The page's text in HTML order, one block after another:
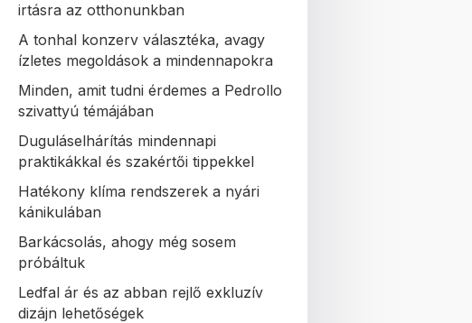
irtásra az otthonunkban
A tonhal konzerv választéka, avagy
ízletes megoldások a mindennapokra
Minden, amit tudni érdemes a Pedrollo
szivattyú témájában
Duguláselhárítás mindennapi
praktikákkal és szakértői tippekkel
Hatékony klíma rendszerek a nyári
kánikulában
Barkácsolás, ahogy még sosem
próbáltuk
Ledfal ár és az abban rejlő exkluzív
dizájn lehetőségek